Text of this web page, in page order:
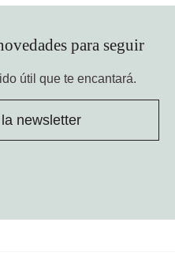
para seguir
útil que te encantará.
newsletter